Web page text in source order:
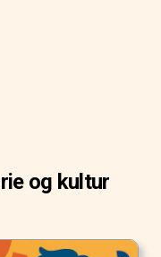
og kultur